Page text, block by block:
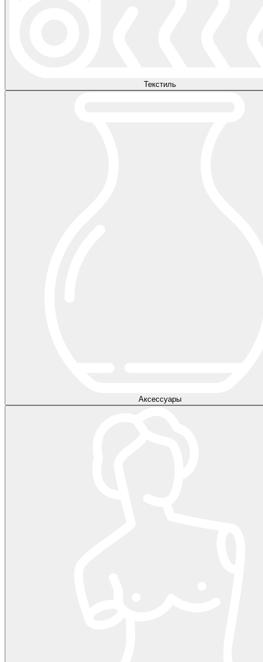
Текстиль
Аксессуары